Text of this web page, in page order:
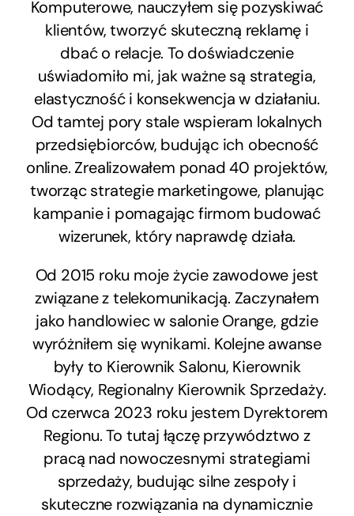
Komputerowe, nauczyłem się pozyskiwać
klientów, tworzyć skuteczną reklamę i
dbać o relacje. To doświadczenie
uświadomiło mi, jak ważne są strategia,
elastyczność i konsekwencja w działaniu.
Od tamtej pory stale wspieram lokalnych
przedsiębiorców, budując ich obecność
online. Zrealizowałem ponad 40 projektów,
tworząc strategie marketingowe, planując
kampanie i pomagając firmom budować
wizerunek, który naprawdę działa.
Od 2015 roku moje życie zawodowe jest
związane z telekomunikacją. Zaczynałem
jako handlowiec w salonie Orange, gdzie
wyróżniłem się wynikami. Kolejne awanse
były to Kierownik Salonu, Kierownik
Wiodący, Regionalny Kierownik Sprzedaży.
Od czerwca 2023 roku jestem Dyrektorem
Regionu. To tutaj łączę przywództwo z
pracą nad nowoczesnymi strategiami
sprzedaży, budując silne zespoły i
skuteczne rozwiązania na dynamicznie